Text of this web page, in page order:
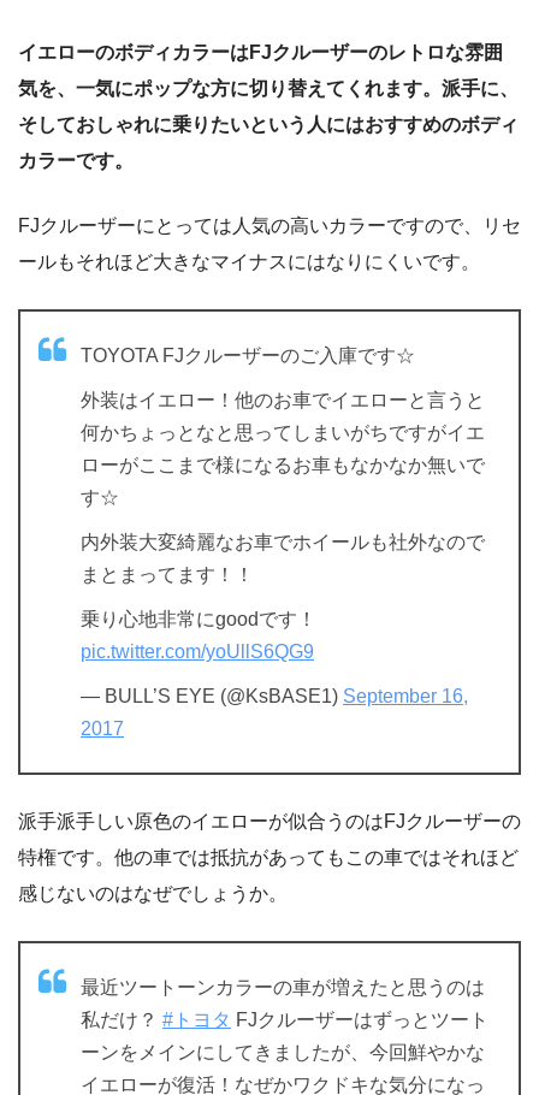
イエローのボディカラーはFJクルーザーのレトロな雰囲
気を、一気にポップな方に切り替えてくれます。派手に、
そしておしゃれに乗りたいという人にはおすすめのボディ
カラーです。
FJクルーザーにとっては人気の高いカラーですので、リセ
ールもそれほど大きなマイナスにはなりにくいです。
TOYOTA FJクルーザーのご入庫です☆
外装はイエロー！他のお車でイエローと言うと
何かちょっとなと思ってしまいがちですがイエ
ローがここまで様になるお車もなかなか無いで
す☆
内外装大変綺麗なお車でホイールも社外なので
まとまってます！！
乗り心地非常にgoodです！
pic.twitter.com/yoUllS6QG9
— BULL’S EYE (@KsBASE1) September 16,
2017
派手派手しい原色のイエローが似合うのはFJクルーザーの
特権です。他の車では抵抗があってもこの車ではそれほど
感じないのはなぜでしょうか。
最近ツートーンカラーの車が増えたと思うのは
私だけ？ #トヨタ FJクルーザーはずっとツート
ーンをメインにしてきましたが、今回鮮やかな
イエローが復活！なぜかワクドキな気分になっ